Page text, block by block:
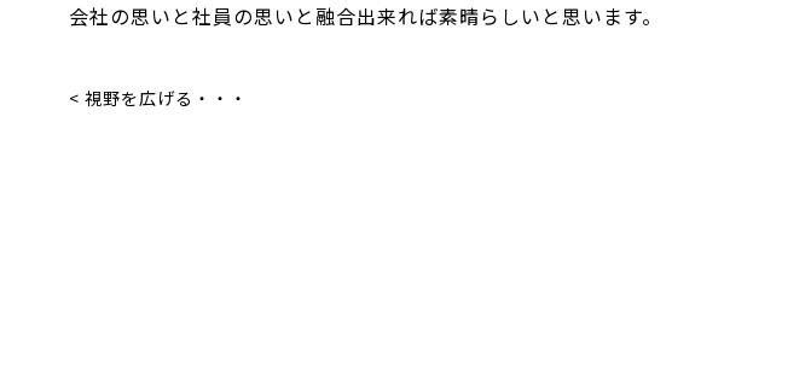
会社の思いと社員の思いと融合出来れば素晴らしいと思います。
< 視野を広げる・・・